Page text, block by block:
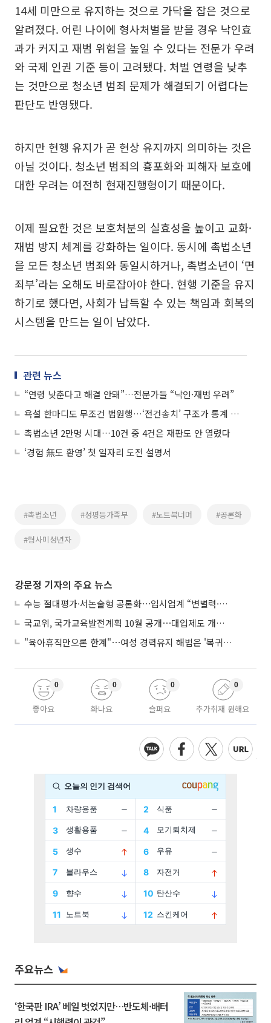
14세 미만으로 유지하는 것으로 가닥을 잡은 것으로
알려졌다. 어린 나이에 형사처벌을 받을 경우 낙인효
과가 커지고 재범 위험을 높일 수 있다는 전문가 우려
와 국제 인권 기준 등이 고려됐다. 처벌 연령을 낮추
는 것만으로 청소년 범죄 문제가 해결되기 어렵다는
판단도 반영됐다.
하지만 현행 유지가 곧 현상 유지까지 의미하는 것은
아닐 것이다. 청소년 범죄의 흉포화와 피해자 보호에
대한 우려는 여전히 현재진행형이기 때문이다.
이제 필요한 것은 보호처분의 실효성을 높이고 교화·
재범 방지 체계를 강화하는 일이다. 동시에 촉법소년
을 모든 청소년 범죄와 동일시하거나, 촉법소년이 ‘면
죄부’라는 오해도 바로잡아야 한다. 현행 기준을 유지
하기로 했다면, 사회가 납득할 수 있는 책임과 회복의
시스템을 만드는 일이 남았다.
관련 뉴스
“연령 낮춘다고 해결 안돼”…전문가들 “낙인·재범 우려”
욕설 한마디도 무조건 법원행…‘전건송치’ 구조가 통계 착시 키웠다
촉법소년 2만명 시대…10건 중 4건은 재판도 안 열렸다
‘경험 無도 환영’ 첫 일자리 도전 설명서
#촉법소년 #성평등가족부 #노트북너머 #공론화
#형사미성년자
강문정 기자의 주요 뉴스
수능 절대평가·서논술형 공론화⋯입시업계 “변별력·사교육 대책 먼저”
국교위, 국가교육발전계획 10월 공개⋯대입제도 개편 공론화 추진
"육아휴직만으론 한계"⋯여성 경력유지 해법은 '복귀 후 유연근무’
좋아요
0
화나요
0
슬퍼요
0
추가취재 원해요
0
주요뉴스
‘한국판 IRA’ 베일 벗었지만…반도체·배터